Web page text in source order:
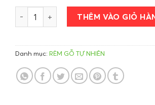
Rèm gỗ Thông Tuyết số lượng
THÊM VÀO GIỎ
Danh mục: RÈM GỖ TỰ NHIÊN